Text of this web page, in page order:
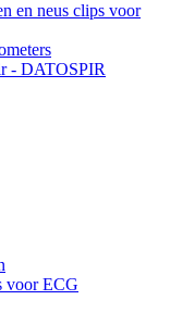
en neus clips voor
- DATOSPIR
voor ECG